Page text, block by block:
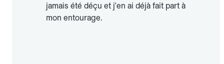
jamais été déçu et j'en ai déjà fait part à
mon entourage.